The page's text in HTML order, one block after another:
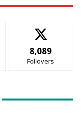
8,089
Follovers